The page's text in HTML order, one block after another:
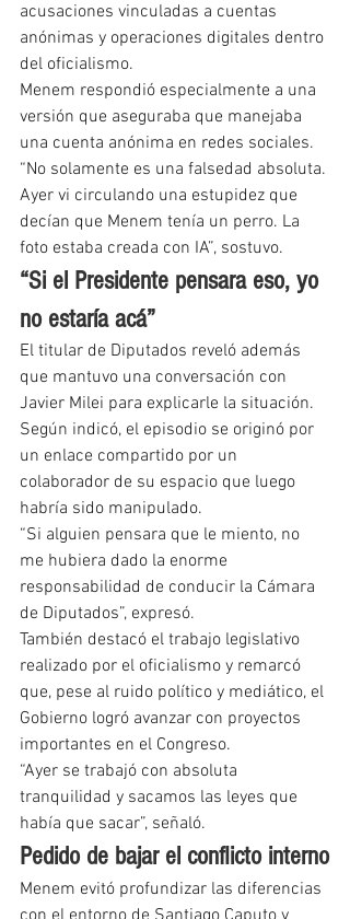
acusaciones vinculadas a cuentas
anónimas y operaciones digitales dentro
del oficialismo.
Menem respondió especialmente a una
versión que aseguraba que manejaba
una cuenta anónima en redes sociales.
“No solamente es una falsedad absoluta.
Ayer vi circulando una estupidez que
decían que Menem tenía un perro. La
foto estaba creada con IA”, sostuvo.
“Si el Presidente pensara eso, yo
no estaría acá”
El titular de Diputados reveló además
que mantuvo una conversación con
Javier Milei para explicarle la situación.
Según indicó, el episodio se originó por
un enlace compartido por un
colaborador de su espacio que luego
habría sido manipulado.
“Si alguien pensara que le miento, no
me hubiera dado la enorme
responsabilidad de conducir la Cámara
de Diputados”, expresó.
También destacó el trabajo legislativo
realizado por el oficialismo y remarcó
que, pese al ruido político y mediático, el
Gobierno logró avanzar con proyectos
importantes en el Congreso.
“Ayer se trabajó con absoluta
tranquilidad y sacamos las leyes que
había que sacar”, señaló.
Pedido de bajar el conflicto interno
Menem evitó profundizar las diferencias